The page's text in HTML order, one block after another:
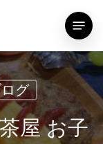
Menu
グ
屋 お子